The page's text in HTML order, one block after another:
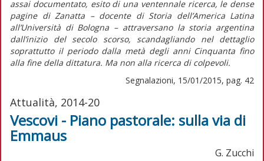
assai documentato, esito di una ventennale ricerca, le dense
pagine di Zanatta – docente di Storia dell’America Latina
all’Università di Bologna – attraversano la storia argentina
dall’inizio del secolo scorso, scandagliando nel dettaglio
soprattutto il periodo dalla metà degli anni Cinquanta fino
alla fine della dittatura. Ma non alla ricerca di colpevoli.
Segnalazioni, 15/01/2015, pag. 42
Attualità, 2014-20
Vescovi - Piano pastorale: sulla via di
Emmaus
G. Zucchi